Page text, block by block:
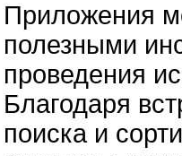
Приложения
полезными
проведения
Благодаря
поиска и